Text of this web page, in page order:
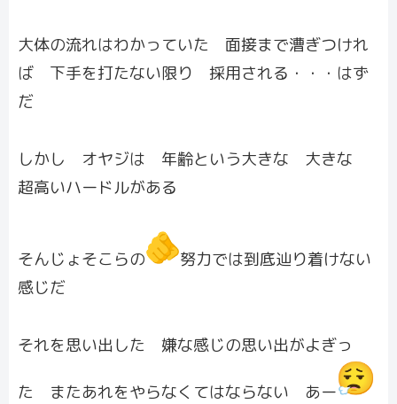
大体の流れはわかっていた 面接まで漕ぎつけれ
ば 下手を打たない限り 採用される・・・はず
だ
しかし オヤジは 年齢という大きな 大きな
超高いハードルがある
そんじょそこらの
努力では到底辿り着けない
感じだ
それを思い出した 嫌な感じの思い出がよぎっ
た またあれをやらなくてはならない あー